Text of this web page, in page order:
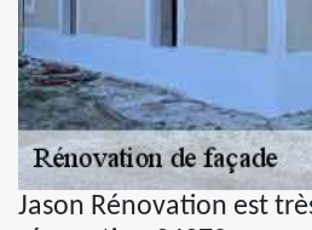
Jason Rénovation est